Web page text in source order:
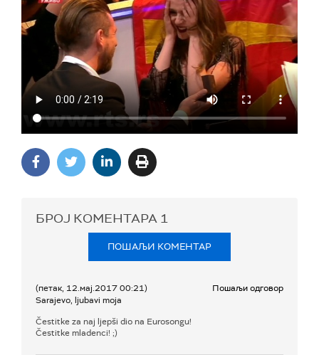
БРОЈ КОМЕНТАРА 1
ПОШАЉИ КОМЕНТАР
(петак, 12.мај.2017 00:21)
Sarajevo, ljubavi moja
Пошаљи одговор
Čestitke za naj ljepši dio na Eurosongu!
Čestitke mladenci! ;)